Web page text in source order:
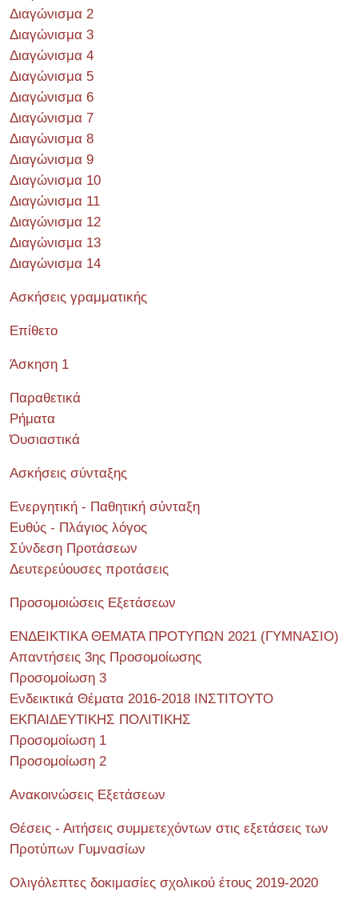
Διαγώνισμα 2
Διαγώνισμα 3
Διαγώνισμα 4
Διαγώνισμα 5
Διαγώνισμα 6
Διαγώνισμα 7
Διαγώνισμα 8
Διαγώνισμα 9
Διαγώνισμα 10
Διαγώνισμα 11
Διαγώνισμα 12
Διαγώνισμα 13
Διαγώνισμα 14
Ασκήσεις γραμματικής
Επίθετο
Άσκηση 1
Παραθετικά
Ρήματα
Όυσιαστικά
Ασκήσεις σύνταξης
Ενεργητική - Παθητική σύνταξη
Ευθύς - Πλάγιος λόγος
Σύνδεση Προτάσεων
Δευτερεύουσες προτάσεις
Προσομοιώσεις Εξετάσεων
ΕΝΔΕΙΚΤΙΚΑ ΘΕΜΑΤΑ ΠΡΟΤΥΠΩΝ 2021 (ΓΥΜΝΑΣΙΟ)
Απαντήσεις 3ης Προσομοίωσης
Προσομοίωση 3
Ενδεικτικά Θέματα 2016-2018 ΙΝΣΤΙΤΟΥΤΟ
ΕΚΠΑΙΔΕΥΤΙΚΗΣ ΠΟΛΙΤΙΚΗΣ
Προσομοίωση 1
Προσομοίωση 2
Ανακοινώσεις Εξετάσεων
Θέσεις - Αιτήσεις συμμετεχόντων στις εξετάσεις των
Προτύπων Γυμνασίων
Ολιγόλεπτες δοκιμασίες σχολικού έτους 2019-2020